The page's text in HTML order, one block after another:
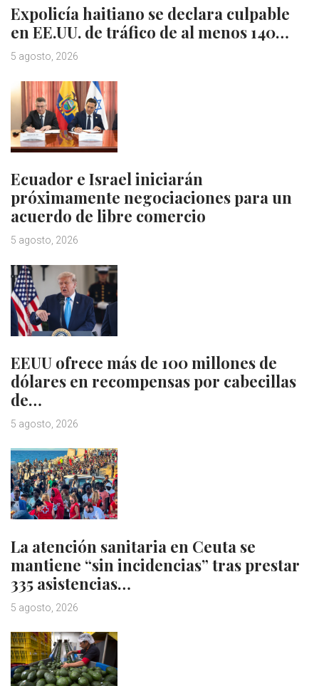
Expolicía haitiano se declara culpable
en EE.UU. de tráfico de al menos 140…
5 agosto, 2026
Ecuador e Israel iniciarán
próximamente negociaciones para un
acuerdo de libre comercio
5 agosto, 2026
EEUU ofrece más de 100 millones de
dólares en recompensas por cabecillas
de…
5 agosto, 2026
La atención sanitaria en Ceuta se
mantiene “sin incidencias” tras prestar
335 asistencias…
5 agosto, 2026